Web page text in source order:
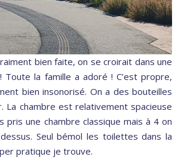
bien faite, on se croirait dans une
Toute la famille a adoré ! C’est propre,
bien insonorisé. On a des bouteilles
La chambre est relativement spacieuse
pris une chambre classique mais à 4 on
Seul bémol les toilettes dans la
pratique je trouve.